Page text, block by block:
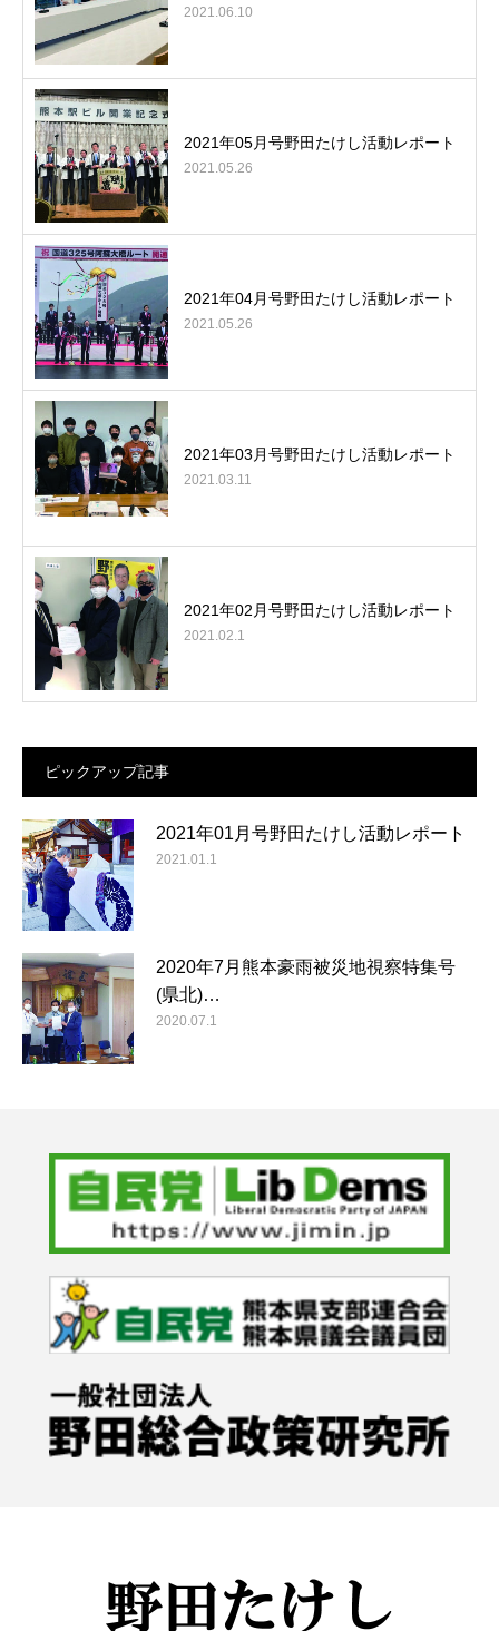
2021.06.10
2021年05月号野田たけし活動レポート
2021.05.26
2021年04月号野田たけし活動レポート
2021.05.26
2021年03月号野田たけし活動レポート
2021.03.11
2021年02月号野田たけし活動レポート
2021.02.1
ピックアップ記事
2021年01月号野田たけし活動レポート
2021.01.1
2020年7月熊本豪雨被災地視察特集号
(県北)…
2020.07.1